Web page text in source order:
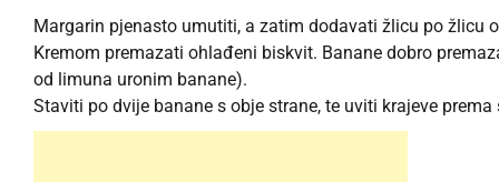
Margarin pjenasto umutiti, a zatim dodavati žlicu po žlicu
Kremom premazati ohlađeni biskvit. Banane dobro
od limuna uronim banane).
Staviti po dvije banane s obje strane, te uviti krajeve prema